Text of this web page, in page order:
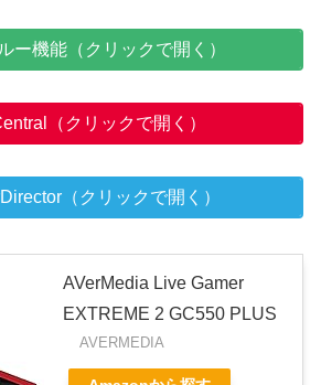
ー機能（クリックで開く）
（クリックで開く）
（クリックで開く）
AVerMedia Live Gamer
EXTREME 2 GC550 PLUS
AVERMEDIA